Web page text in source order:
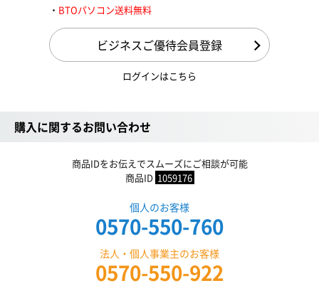
BTOパソコン送料無料
ビジネスご優待会員登録
ログインはこちら
購入に関するお問い合わせ
商品IDをお伝えでスムーズにご相談が可能
商品ID 1059176
個人のお客様
0570-550-760
法人・個人事業主のお客様
0570-550-922